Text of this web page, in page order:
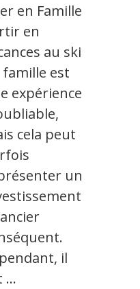
en Famille
en
au ski
famille est
expérience
cela peut
un
il
…